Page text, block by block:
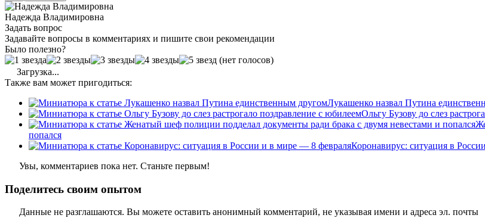
Надежда Владимировна
Задать вопрос
Задавайте вопросы в комментариях и пишите свои рекомендации
Было полезно?
(нет голосов)
Загрузка...
Также вам может пригодиться:
Лукашенко назвал Путина
Ольгу Бузову до слез
попался
Коронавирус: ситуация в
Увы, комментариев пока нет. Станьте первым!
Поделитесь своим опытом
Данные не разглашаются. Вы можете оставить анонимный комментарий, не указывая имени и адреса эл. почты